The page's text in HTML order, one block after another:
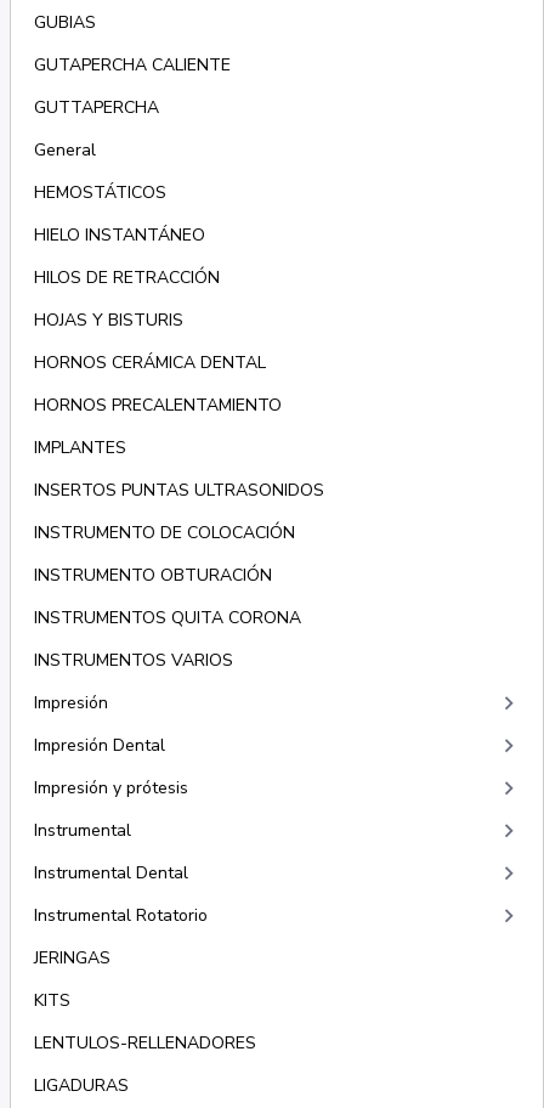
GUBIAS
GUTAPERCHA CALIENTE
GUTTAPERCHA
General
HEMOSTÁTICOS
HIELO INSTANTÁNEO
HILOS DE RETRACCIÓN
HOJAS Y BISTURIS
HORNOS CERÁMICA DENTAL
HORNOS PRECALENTAMIENTO
IMPLANTES
INSERTOS PUNTAS ULTRASONIDOS
INSTRUMENTO DE COLOCACIÓN
INSTRUMENTO OBTURACIÓN
INSTRUMENTOS QUITA CORONA
INSTRUMENTOS VARIOS
Impresión
keyboard_arrow_right
Impresión Dental keyboard_arrow_right
Impresión y prótesis keyboard_arrow_right
Instrumental keyboard_arrow_right
Instrumental Dental keyboard_arrow_right
Instrumental Rotatorio keyboard_arrow_right
JERINGAS
KITS
LENTULOS-RELLENADORES
LIGADURAS